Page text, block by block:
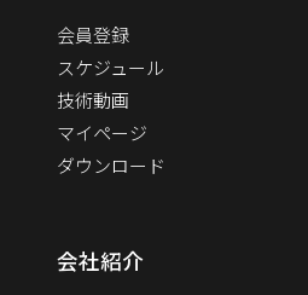
会員登録
スケジュール
技術動画
マイページ
ダウンロード
会社紹介